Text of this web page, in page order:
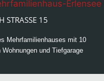
STRASSE 15
Mehrfamilienhauses mit 10
und Tiefgarage